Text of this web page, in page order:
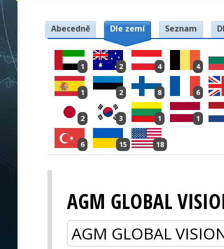
Abecedně Dle zemí Seznam
1 2 4 4
1 2 8 6
2 3 1 1
6 15 18
AGM GLOBAL
AGM GLOBAL